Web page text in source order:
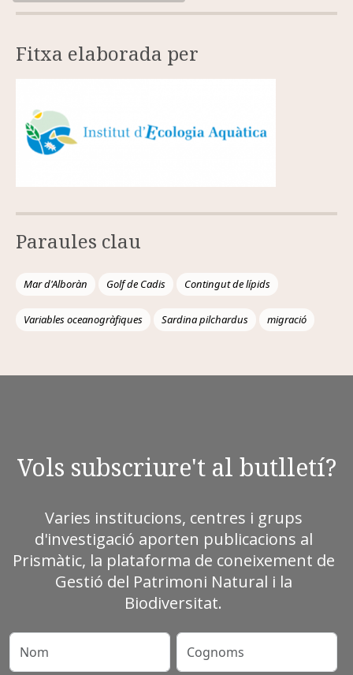
Fitxa elaborada per
Paraules clau
Mar d'Alboràn Golf de Cadis Contingut de lípids
Variables oceanogràfiques Sardina pilchardus migració
Vols subscriure't al butlletí?
Varies institucions, centres i grups
d'investigació aporten publicacions al
Prismàtic, la plataforma de coneixement de
Gestió del Patrimoni Natural i la
Biodiversitat.
Nom Cognoms